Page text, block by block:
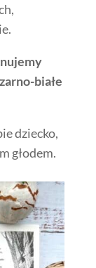
białe
dziecko,
głodem.